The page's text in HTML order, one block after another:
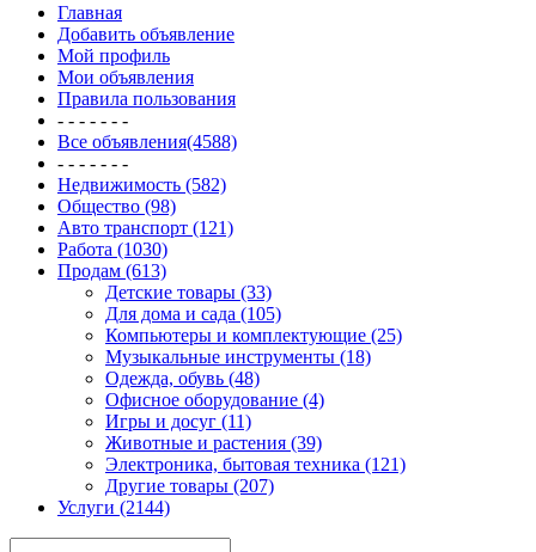
Главная
Добавить объявление
Мой профиль
Мои объявления
Правила пользования
- - - - - - -
Все объявления(4588)
- - - - - - -
Недвижимость (582)
Общество (98)
Авто транспорт (121)
Работа (1030)
Продам (613)
Детские товары (33)
Для дома и сада (105)
Компьютеры и комплектующие (25)
Музыкальные инструменты (18)
Одежда, обувь (48)
Офисное оборудование (4)
Игры и досуг (11)
Животные и растения (39)
Электроника, бытовая техника (121)
Другие товары (207)
Услуги (2144)